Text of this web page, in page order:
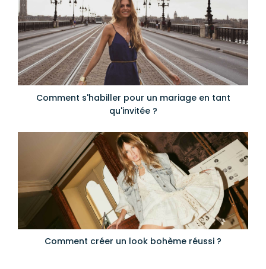
Comment s'habiller pour un mariage en tant
qu'invitée ?
Comment créer un look bohème réussi ?